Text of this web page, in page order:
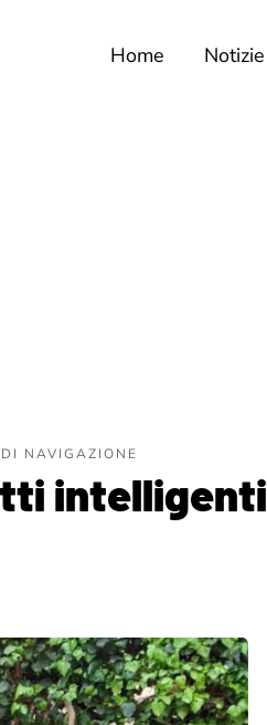
Home Notizie
NAVIGAZIONE
intelligenti